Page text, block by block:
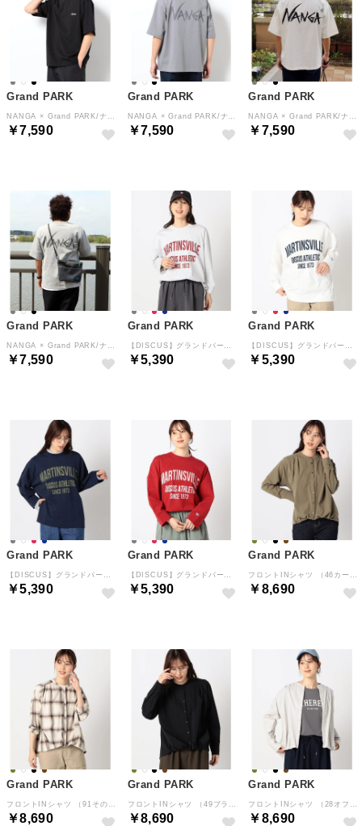
Grand PARK
￥7,590
Grand PARK
￥7,590
Grand PARK
￥7,590
Grand PARK
￥7,590
Grand PARK
￥5,390
Grand PARK
￥5,390
Grand PARK
￥5,390
Grand PARK
￥5,390
Grand PARK
￥8,690
Grand PARK
￥8,690
Grand PARK
￥8,690
Grand PARK
￥8,690